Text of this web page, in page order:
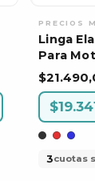
Linga
Para
3cuotas